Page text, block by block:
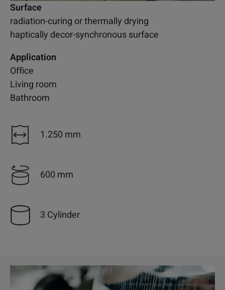
Surface
radiation-curing or thermally drying
haptically decor-synchronous surface
Application
Office
Living room
Bathroom
1.250 mm
600 mm
3 Cylinder